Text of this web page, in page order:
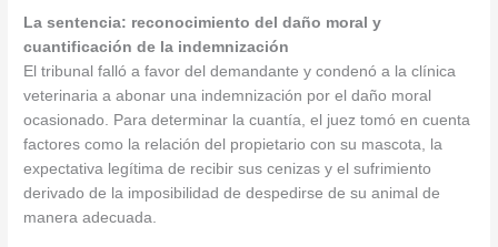
La sentencia: reconocimiento del daño moral y
cuantificación de la indemnización
El tribunal falló a favor del demandante y condenó a la clínica
veterinaria a abonar una indemnización por el daño moral
ocasionado. Para determinar la cuantía, el juez tomó en cuenta
factores como la relación del propietario con su mascota, la
expectativa legítima de recibir sus cenizas y el sufrimiento
derivado de la imposibilidad de despedirse de su animal de
manera adecuada.